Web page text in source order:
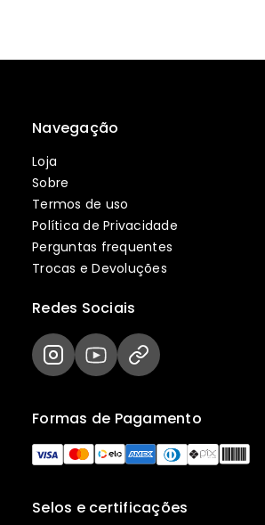
Navegação
Loja
Sobre
Termos de uso
Política de Privacidade
Perguntas frequentes
Trocas e Devoluções
Selos e certificações
Formas de Pagamento
Redes Sociais